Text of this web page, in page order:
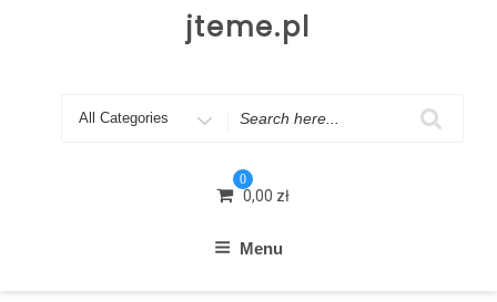
jteme.pl
Search
0
0,00 zł
Menu